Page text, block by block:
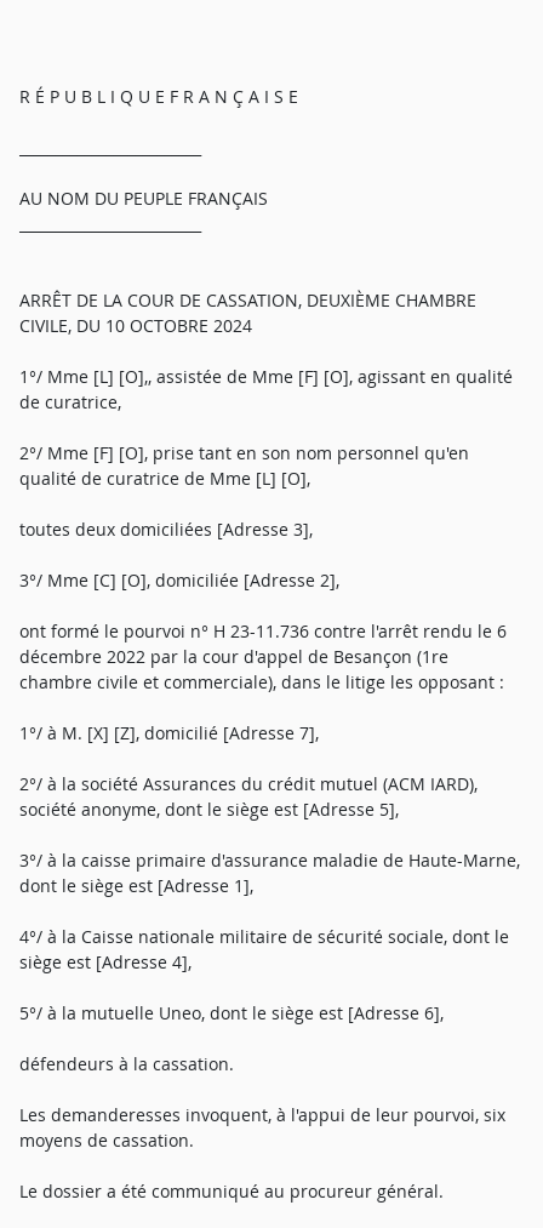
R É P U B L I Q U E F R A N Ç A I S E
AU NOM DU PEUPLE FRANÇAIS
ARRÊT DE LA COUR DE CASSATION, DEUXIÈME CHAMBRE
CIVILE, DU 10 OCTOBRE 2024
1°/ Mme [L] [O],, assistée de Mme [F] [O], agissant en qualité
de curatrice,
2°/ Mme [F] [O], prise tant en son nom personnel qu'en
qualité de curatrice de Mme [L] [O],
toutes deux domiciliées [Adresse 3],
3°/ Mme [C] [O], domiciliée [Adresse 2],
ont formé le pourvoi n° H 23-11.736 contre l'arrêt rendu le 6
décembre 2022 par la cour d'appel de Besançon (1re
chambre civile et commerciale), dans le litige les opposant :
1°/ à M. [X] [Z], domicilié [Adresse 7],
2°/ à la société Assurances du crédit mutuel (ACM IARD),
société anonyme, dont le siège est [Adresse 5],
3°/ à la caisse primaire d'assurance maladie de Haute-Marne,
dont le siège est [Adresse 1],
4°/ à la Caisse nationale militaire de sécurité sociale, dont le
siège est [Adresse 4],
5°/ à la mutuelle Uneo, dont le siège est [Adresse 6],
défendeurs à la cassation.
Les demanderesses invoquent, à l'appui de leur pourvoi, six
moyens de cassation.
Le dossier a été communiqué au procureur général.